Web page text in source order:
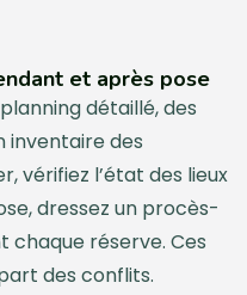
et après pose
détaillé, des
inventaire des
vérifiez l’état des lieux
dressez un procès-
réserve. Ces
des conflits.